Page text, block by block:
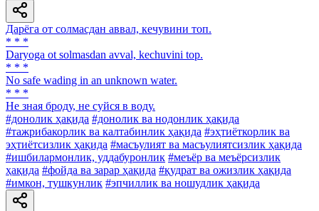
Дарёга от солмасдан аввал, кечувини топ.
* * *
Daryoga ot solmasdan avval, kechuvini top.
* * *
No safe wading in an unknown water.
* * *
He зная броду, не суйся в воду.
#донолик ҳақида #донолик ва нодонлик ҳақида
#тажрибакорлик ва калтабинлик ҳақида #эҳтиёткорлик ва
эҳтиётсизлик ҳақида #масъулият ва масъулиятсизлик ҳақида
#ишбилармонлик, уддабуронлик #меъёр ва меъёрсизлик
ҳақида #фойда ва зарар ҳақида #қудрат ва ожизлик ҳақида
#имкон, тушкунлик #эпчиллик ва ношудлик ҳақида